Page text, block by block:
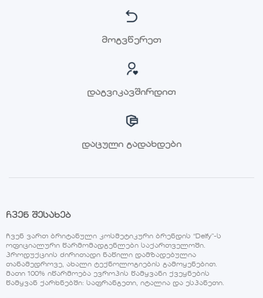
მოგვწერეთ
დაგვიკავშირდით
დაცული გადახდები
ჩვენ შესახებ
ჩვენ ვართ ბრიტანული კოსმეტიკური ბრენდის “Delfy”-ს
ოფიციალური წარმომადგენლები საქართველოში.
პროდუქციის ძირითადი ნაწილი დამზადებულია
თანამედროვე, ახალი ტექნოლოგიების გამოყენებით.
მათი 100% იწარმოება ევროპის წამყვანი ქვეყნების
წამყვან ქარხნებში: საფრანგეთი, იტალია და ესპანეთი.